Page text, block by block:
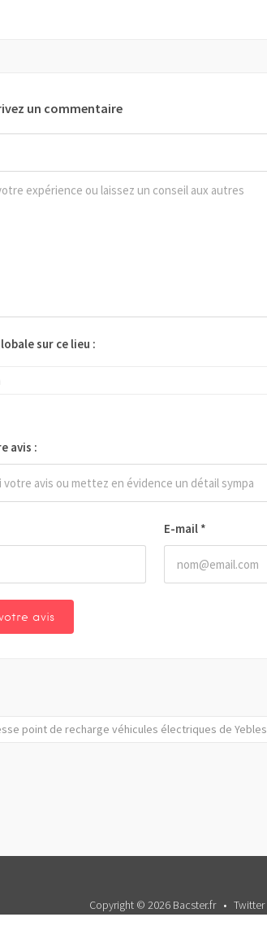
un commentaire
E-mail *
sur ce lieu :
avis :
point de recharge véhicules électriques de Yebles
Copyright © 2026 Bacster.fr Twitter